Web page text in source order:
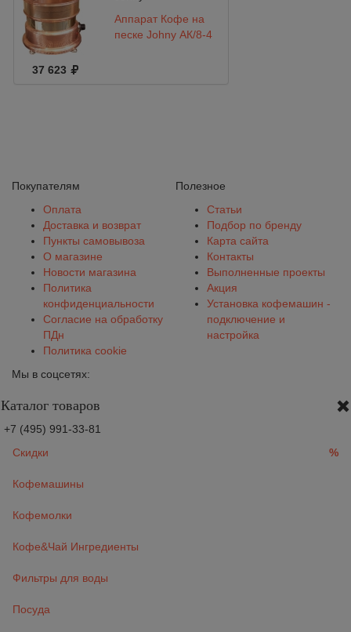
Аппарат Кофе на
песке Johny АК/8-4
37 623
Покупателям
Оплата
Доставка и возврат
Пункты самовывоза
О магазине
Новости магазина
Политика
конфиденциальности
Согласие на обработку
ПДн
Политика cookie
Полезное
Статьи
Подбор по бренду
Карта сайта
Контакты
Выполненные проекты
Акция
Установка кофемашин -
подключение и
настройка
Мы в соцсетях:
Каталог товаров
+7 (495) 991-33-81
Скидки
%
Кофемашины
Кофемолки
Кофе&Чай Ингредиенты
Фильтры для воды
Посуда